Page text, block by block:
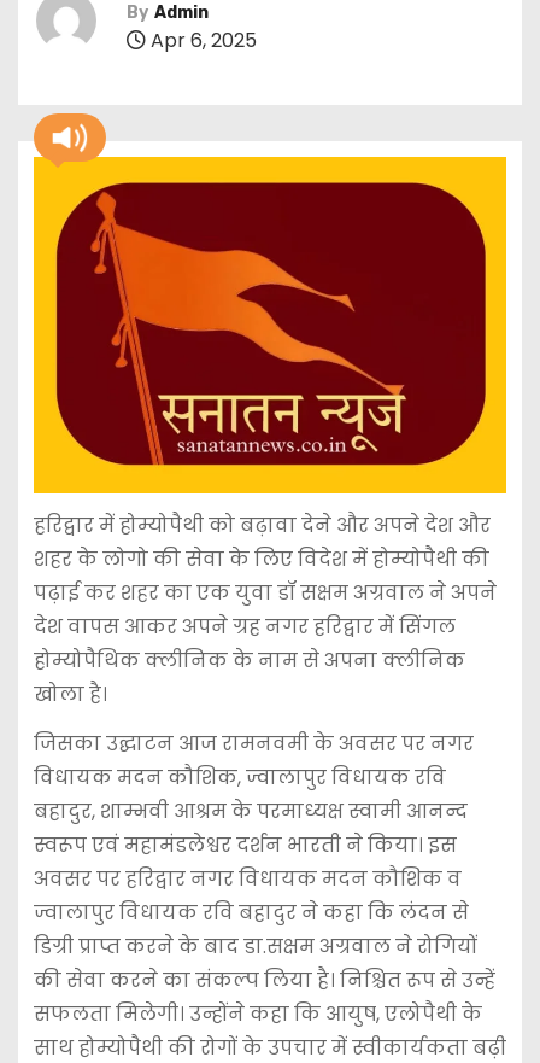
By Admin
Apr 6, 2025
हरिद्वार में होम्योपैथी को बढ़ावा देने और अपने देश और
शहर के लोगो की सेवा के लिए विदेश में होम्योपैथी की
पढ़ाई कर शहर का एक युवा डॉ सक्षम अग्रवाल ने अपने
देश वापस आकर अपने ग्रह नगर हरिद्वार में सिंगल
होम्योपैथिक क्लीनिक के नाम से अपना क्लीनिक
खोला है।
जिसका उद्घाटन आज रामनवमी के अवसर पर नगर
विधायक मदन कौशिक, ज्वालापुर विधायक रवि
बहादुर, शाम्भवी आश्रम के परमाध्यक्ष स्वामी आनन्द
स्वरूप एवं महामंडलेश्वर दर्शन भारती ने किया। इस
अवसर पर हरिद्वार नगर विधायक मदन कौशिक व
ज्वालापुर विधायक रवि बहादुर ने कहा कि लंदन से
डिग्री प्राप्त करने के बाद डा.सक्षम अग्रवाल ने रोगियों
की सेवा करने का संकल्प लिया है। निश्चित रूप से उन्हें
सफलता मिलेगी। उन्होंने कहा कि आयुष, एलोपैथी के
साथ होम्योपैथी की रोगों के उपचार में स्वीकार्यकता बढ़ी